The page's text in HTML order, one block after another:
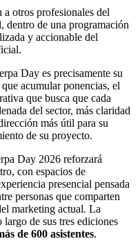
otros profesionales del
dentro de una programación
y accionable del
Day es precisamente su
acumular ponencias, el
que busca que cada
del sector, más claridad
más útil para su
de su proyecto.
Day 2026 reforzará
con espacios de
presencial pensada
personas que comparten
marketing actual. La
largo de sus tres ediciones
de 600 asistentes.